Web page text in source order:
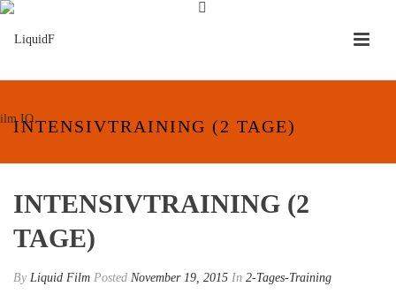
INTENSIVTRAINING (2 TAGE)
INTENSIVTRAINING (2
TAGE)
By Liquid Film Posted November 19, 2015 In 2-Tages-Training